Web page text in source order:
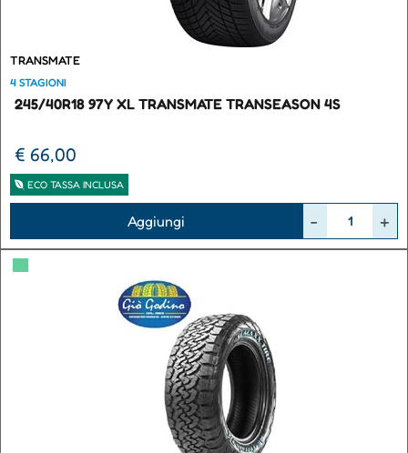
TRANSMATE
4 STAGIONI
245/40R18 97Y XL TRANSMATE TRANSEASON 4S
€ 66,00
ECO TASSA INCLUSA
Aggiungi
▀